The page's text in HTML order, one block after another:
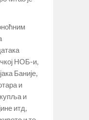
НОБ-и,
Баније,
и
и
итд,